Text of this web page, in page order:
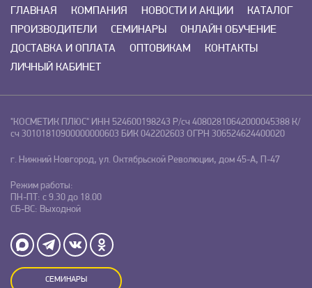
ГЛАВНАЯ КОМПАНИЯ НОВОСТИ И АКЦИИ
КАТАЛОГ
ПРОИЗВОДИТЕЛИ
СЕМИНАРЫ
ОНЛАЙН ОБУЧЕНИЕ
ДОСТАВКА И ОПЛАТА
ОПТОВИКАМ
КОНТАКТЫ
ЛИЧНЫЙ КАБИНЕТ
"КОСМЕТИК ПЛЮС" ИНН 524600198243 Р/сч 40802810642000045388 К/
сч 30101810900000000603 БИК 042202603 ОГРН 306524624400020
г. Нижний Новгород, ул. Октябрьской Революции, дом 45-А, П-47
Режим работы:
ПН-ПТ: с 9.30 до 18.00
СБ-ВС: Выходной
СЕМИНАРЫ